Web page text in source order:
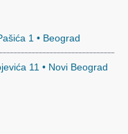
1 • Beograd
11 • Novi Beograd